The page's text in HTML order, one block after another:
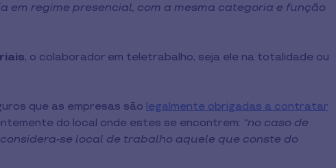
regime presencial, com a mesma categoria e função
, o colaborador em teletrabalho, seja ele na totalidade ou
que as empresas são legalmente obrigadas a contratar
do local onde estes se encontrem: “no caso de
se local de trabalho aquele que conste do